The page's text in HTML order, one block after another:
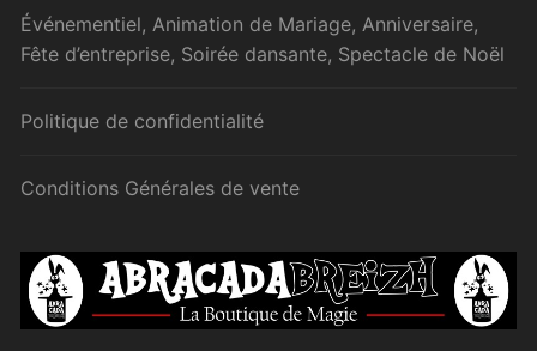
Événementiel, Animation de Mariage, Anniversaire,
Fête d’entreprise, Soirée dansante, Spectacle de Noël
Politique de confidentialité
Conditions Générales de vente